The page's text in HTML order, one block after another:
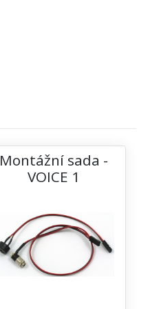
Montážní sada -
VOICE 1